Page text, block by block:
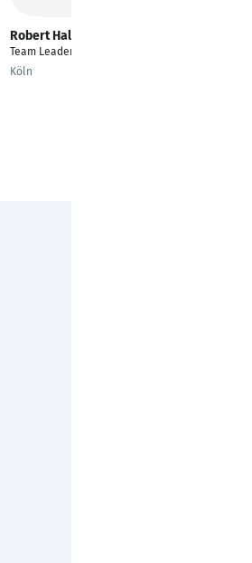
Robert Halati
Team Leader
Köln